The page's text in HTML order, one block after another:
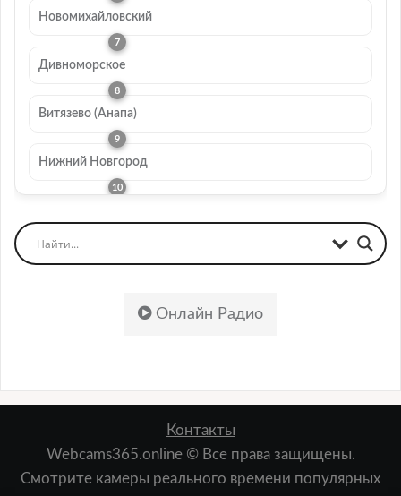
Новомихайловский
Дивноморское
Витязево (Анапа)
Нижний Новгород
Онлайн Радио
Контакты
Webcams365.online © Все права защищены.
Смотрите камеры реального времени популярных